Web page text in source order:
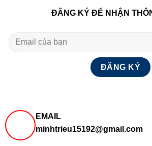
ĐĂNG KÝ ĐỂ NHẬN
EMAIL
minhtrieu15192@gmail.com